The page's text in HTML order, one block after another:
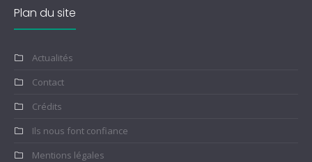
Plan du site
Actualités
Contact
Crédits
Ils nous font confiance
Mentions légales